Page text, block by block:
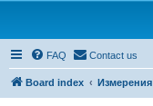
FAQ Contact us
Board index Измерения